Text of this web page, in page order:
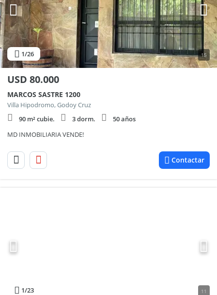
1/26 15
USD 80.000
MARCOS SASTRE 1200
Villa Hipodromo, Godoy Cruz
90 m² cubie.
3 dorm.
50 años
MD INMOBILIARIA VENDE!
Contactar
1/23 11